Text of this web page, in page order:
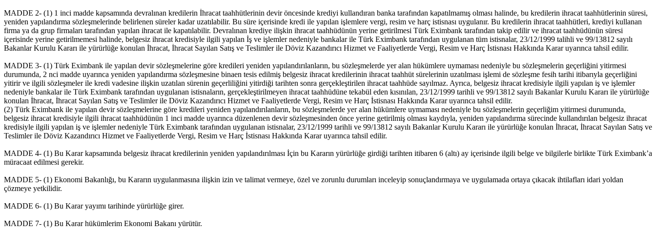
MADDE 2- (1) 1 inci madde kapsamında devralınan kredilerin İhracat taahhütlerinin devir öncesinde krediyi kullandıran banka tarafından kapatılmamış olması halinde, bu kredilerin ihracat taahhütlerinin süresi,
yeniden yapılandırma sözleşmelerinde belirlenen süreler kadar uzatılabilir. Bu süre içerisinde kredi ile yapılan işlemlere vergi, resim ve harç istisnası uygulanır. Bu kredilerin ihracat taahhütleri, krediyi kullanan
firma ya da grup firmaları tarafından yapılan ihracat ile kapatılabilir. Devralınan krediye ilişkin ihracat taahhüdünün yerine getirilmesi Türk Eximbank tarafından takip edilir ve ihracat taahhüdünün süresi
içerisinde yerine getirilmemesi halinde, belgesiz ihracat kredisiyle ilgili yapılan İş ve işlemler nedeniyle bankalar ile Türk Eximbank tarafından uygulanan tüm istisnalar, 23/12/1999 talihli ve 99/13812 sayılı
Bakanlar Kurulu Kararı ile yürürlüğe konulan İhracat, İhracat Sayılan Satış ve Teslimler ile Döviz Kazandırıcı Hizmet ve Faaliyetlerde Vergi, Resim ve Harç İstisnası Hakkında Karar uyarınca tahsil edilir.
MADDE 3- (1) Türk Eximbank ile yapılan devir sözleşmelerine göre kredileri yeniden yapılandırılanların, bu sözleşmelerde yer alan hükümlere uymaması nedeniyle bu sözleşmelerin geçerliğini yitirmesi
durumunda, 2 nci madde uyarınca yeniden yapılandırma sözleşmesine binaen tesis edilmiş belgesiz ihracat kredilerinin ihracat taahhüt sürelerinin uzatılması işlemi de sözleşme fesih tarihi itibarıyla geçerliğini
yitirir ve ilgili sözleşmeler ile kredi vadesine ilişkin uzatılan sürenin geçerliliğini yitirdiği tarihten sonra gerçekleştirilen ihracat taahhüde sayılmaz. Ayrıca, belgesiz ihracat kredisiyle ilgili yapılan iş ve işlemler
nedeniyle bankalar ile Türk Eximbank tarafından uygulanan istisnaların, gerçekleştirilmeyen ihracat taahhüdüne tekabül eden kısınılan, 23/12/1999 tarihli ve 99/13812 sayılı Bakanlar Kurulu Kararı ile yürürlüğe
konulan İhracat, İhracat Sayılan Satış ve Teslimler ile Döviz Kazandırıcı Hizmet ve Faaliyetlerde Vergi, Resim ve Harç İstisnası Hakkında Karar uyarınca tahsil edilir.
(2) Türk Eximbank ile yapılan devir sözleşmelerine göre kredileri yeniden yapılandırılanların, bu sözleşmelerde yer alan hükümlere uymaması nedeniyle bu sözleşmelerin geçerliğim yitirmesi durumunda,
belgesiz ihracat kredisiyle ilgili ihracat taahhüdünün 1 inci madde uyarınca düzenlenen devir sözleşmesinden önce yerine getirilmiş olması kaydıyla, yeniden yapılandırma sürecinde kullandırılan belgesiz ihracat
kredisiyle ilgili yapılan iş ve işlemler nedeniyle Türk Eximbank tarafından uygulanan istisnalar, 23/12/1999 tarihli ve 99/13812 sayılı Bakanlar Kurulu Kararı ile yürürlüğe konulan İhracat, İhracat Sayılan Satış ve
Teslimler ile Döviz Kazandırıcı Hizmet ve Faaliyetlerde Vergi, Resim ve Harç İstisnası Hakkında Karar uyarınca tahsil edilir.
MADDE 4- (1) Bu Karar kapsamında belgesiz ihracat kredilerinin yeniden yapılandırılması İçin bu Kararın yürürlüğe girdiği tarihten itibaren 6 (altı) ay içerisinde ilgili belge ve bilgilerle birlikte Türk Eximbank’a
müracaat edilmesi gerekir.
MADDE 5- (1) Ekonomi Bakanlığı, bu Kararın uygulanmasına ilişkin izin ve talimat vermeye, özel ve zorunlu durumları inceleyip sonuçlandırmaya ve uygulamada ortaya çıkacak ihtilafları idari yoldan
çözmeye yetkilidir.
MADDE 6- (1) Bu Karar yayımı tarihinde yürürlüğe girer.
MADDE 7- (1) Bu Karar hükümlerim Ekonomi Bakanı yürütür.